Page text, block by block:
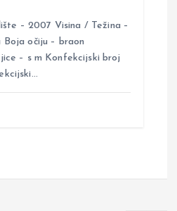
– 2007 Visina / Težina –
Boja očiju – braon
– s m Konfekcijski broj